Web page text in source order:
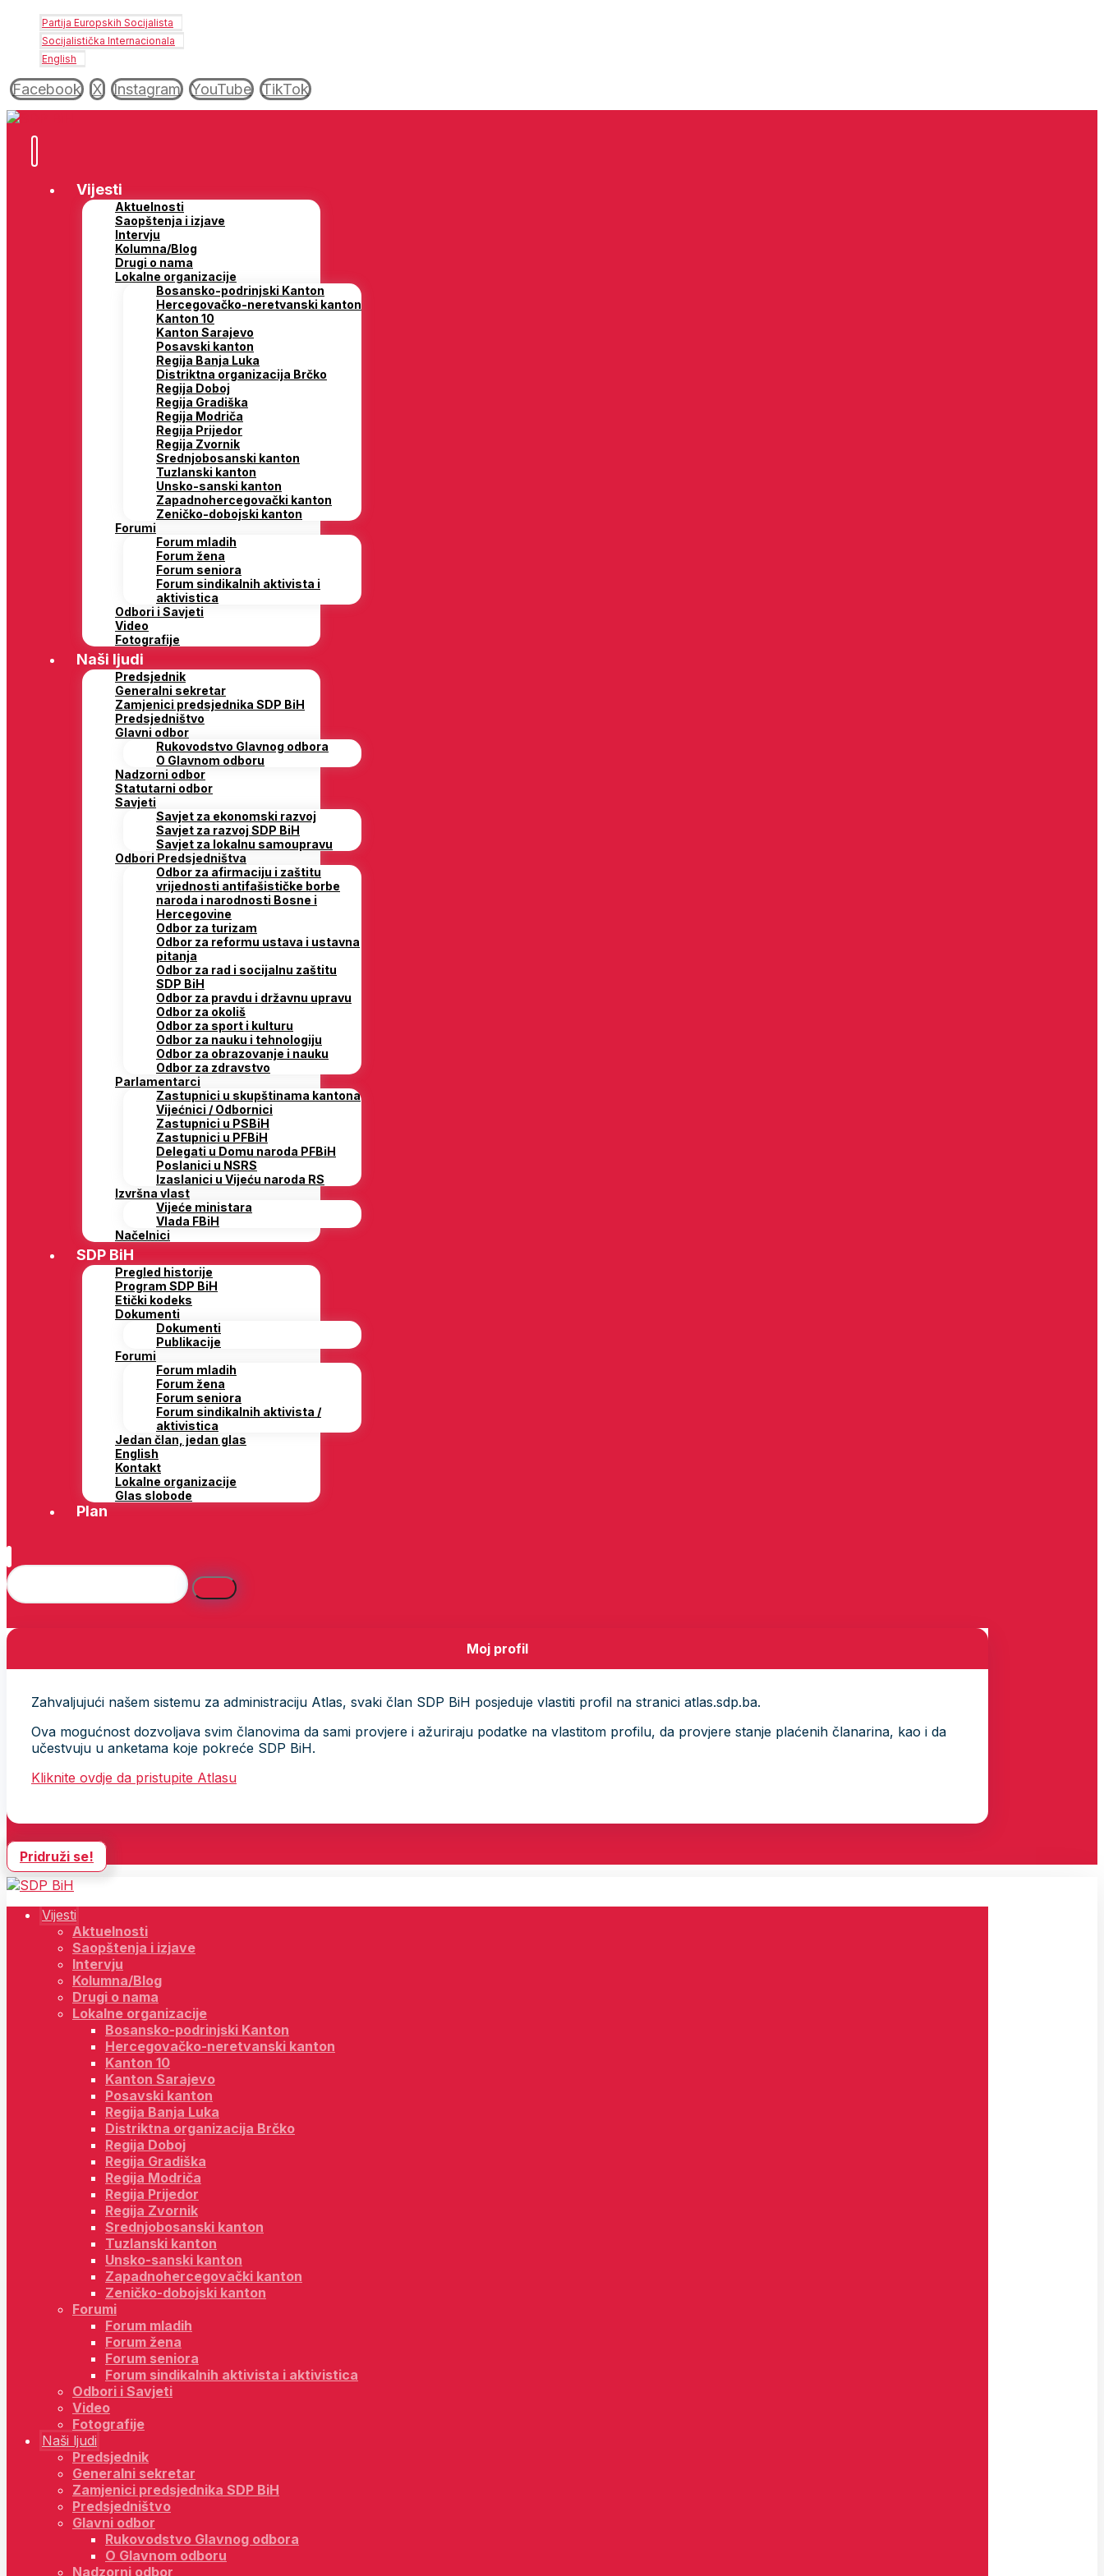
Partija Europskih Socijalista
Socijalistička Internacionala
English
Facebook X Instagram YouTube TikTok
Vijesti
Aktuelnosti
Saopštenja i izjave
Intervju
Kolumna/Blog
Drugi o nama
Lokalne organizacije
Bosansko-podrinjski Kanton
Hercegovačko-neretvanski kanton
Kanton 10
Kanton Sarajevo
Posavski kanton
Regija Banja Luka
Distriktna organizacija Brčko
Regija Doboj
Regija Gradiška
Regija Modriča
Regija Prijedor
Regija Zvornik
Srednjobosanski kanton
Tuzlanski kanton
Unsko-sanski kanton
Zapadnohercegovački kanton
Zeničko-dobojski kanton
Forumi
Forum mladih
Forum žena
Forum seniora
Forum sindikalnih aktivista i
aktivistica
Odbori i Savjeti
Video
Fotografije
Naši ljudi
Predsjednik
Generalni sekretar
Zamjenici predsjednika SDP BiH
Predsjedništvo
Glavni odbor
Rukovodstvo Glavnog odbora
O Glavnom odboru
Nadzorni odbor
Statutarni odbor
Savjeti
Savjet za ekonomski razvoj
Savjet za razvoj SDP BiH
Savjet za lokalnu samoupravu
Odbori Predsjedništva
Odbor za afirmaciju i zaštitu
vrijednosti antifašističke borbe
naroda i narodnosti Bosne i
Hercegovine
Odbor za turizam
Odbor za reformu ustava i ustavna
pitanja
Odbor za rad i socijalnu zaštitu
SDP BiH
Odbor za pravdu i državnu upravu
Odbor za okoliš
Odbor za sport i kulturu
Odbor za nauku i tehnologiju
Odbor za obrazovanje i nauku
Odbor za zdravstvo
Parlamentarci
Zastupnici u skupštinama kantona
Vijećnici / Odbornici
Zastupnici u PSBiH
Zastupnici u PFBiH
Delegati u Domu naroda PFBiH
Poslanici u NSRS
Izaslanici u Vijeću naroda RS
Izvršna vlast
Vijeće ministara
Vlada FBiH
Načelnici
SDP BiH
Pregled historije
Program SDP BiH
Etički kodeks
Dokumenti
Dokumenti
Publikacije
Forumi
Forum mladih
Forum žena
Forum seniora
Forum sindikalnih aktivista /
aktivistica
Jedan član, jedan glas
English
Kontakt
Lokalne organizacije
Glas slobode
Plan
Moj profil
Zahvaljujući našem sistemu za administraciju Atlas, svaki član SDP BiH posjeduje vlastiti profil na stranici atlas.sdp.ba.
Ova mogućnost dozvoljava svim članovima da sami provjere i ažuriraju podatke na vlastitom profilu, da provjere stanje plaćenih članarina, kao i da
učestvuju u anketama koje pokreće SDP BiH.
Kliknite ovdje da pristupite Atlasu
Pridruži se!
Vijesti
Aktuelnosti
Saopštenja i izjave
Intervju
Kolumna/Blog
Drugi o nama
Lokalne organizacije
Bosansko-podrinjski Kanton
Hercegovačko-neretvanski kanton
Kanton 10
Kanton Sarajevo
Posavski kanton
Regija Banja Luka
Distriktna organizacija Brčko
Regija Doboj
Regija Gradiška
Regija Modriča
Regija Prijedor
Regija Zvornik
Srednjobosanski kanton
Tuzlanski kanton
Unsko-sanski kanton
Zapadnohercegovački kanton
Zeničko-dobojski kanton
Forumi
Forum mladih
Forum žena
Forum seniora
Forum sindikalnih aktivista i aktivistica
Odbori i Savjeti
Video
Fotografije
Naši ljudi
Predsjednik
Generalni sekretar
Zamjenici predsjednika SDP BiH
Predsjedništvo
Glavni odbor
Rukovodstvo Glavnog odbora
O Glavnom odboru
Nadzorni odbor